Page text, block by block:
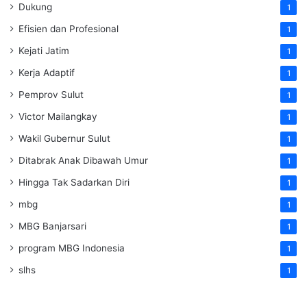
Dukung 1
Efisien dan Profesional 1
Kejati Jatim 1
Kerja Adaptif 1
Pemprov Sulut 1
Victor Mailangkay 1
Wakil Gubernur Sulut 1
Ditabrak Anak Dibawah Umur 1
Hingga Tak Sadarkan Diri 1
mbg 1
MBG Banjarsari 1
program MBG Indonesia 1
slhs 1